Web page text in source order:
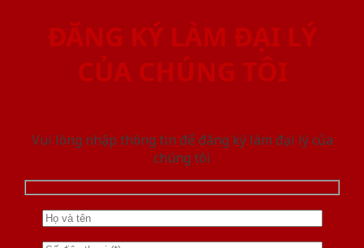
ĐĂNG KÝ LÀM ĐẠI LÝ
CỦA CHÚNG TÔI
Vui lòng nhập thông tin để đăng ký làm đại lý của
chúng tôi